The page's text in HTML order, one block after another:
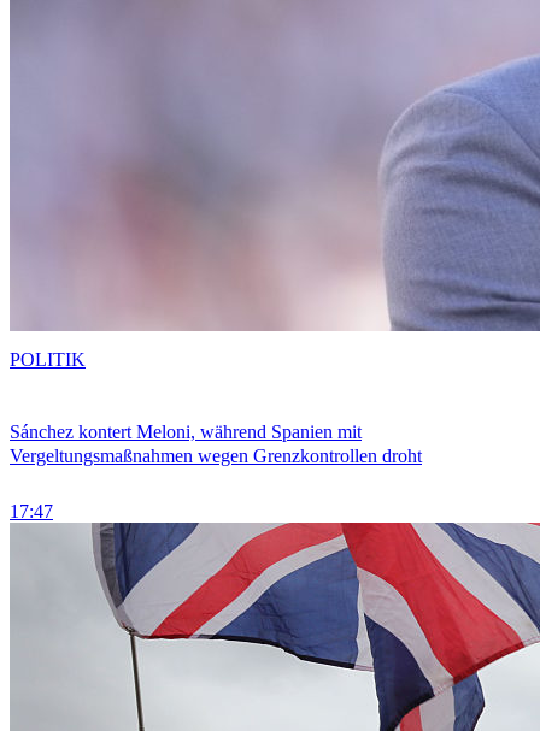
Sánchez kontert Meloni, während Spanien mit
Vergeltungsmaßnahmen wegen Grenzkontrollen droht
17:47
POLITIK